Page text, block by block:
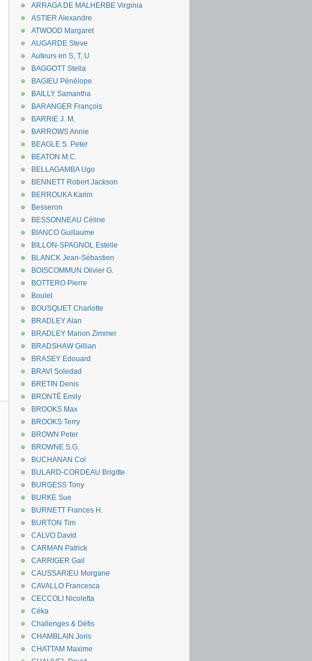
ARRAGA DE MALHERBE Virginia
ASTIER Alexandre
ATWOOD Margaret
AUGARDE Steve
Auteurs en S, T, U
BAGGOTT Stella
BAGIEU Pénélope
BAILLY Samantha
BARANGER François
BARRIE J. M.
BARROWS Annie
BEAGLE S. Peter
BEATON M.C.
BELLAGAMBA Ugo
BENNETT Robert Jackson
BERROUKA Karim
Besseron
BESSONNEAU Céline
BIANCO Guillaume
BILLON-SPAGNOL Estelle
BLANCK Jean-Sébastien
BOISCOMMUN Olivier G.
BOTTERO Pierre
Boulet
BOUSQUET Charlotte
BRADLEY Alan
BRADLEY Marion Zimmer
BRADSHAW Gillian
BRASEY Edouard
BRAVI Soledad
BRETIN Denis
BRONTË Emily
BROOKS Max
BROOKS Terry
BROWN Peter
BROWNE S.G.
BUCHANAN Col
BULARD-CORDEAU Brigitte
BURGESS Tony
BURKE Sue
BURNETT Frances H.
BURTON Tim
CALVO David
CARMAN Patrick
CARRIGER Gail
CAUSSARIEU Morgane
CAVALLO Francesca
CECCOLI Nicoletta
Céka
Challenges & Défis
CHAMBLAIN Joris
CHATTAM Maxime